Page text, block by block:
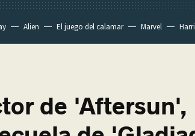
Alien El juego del calamar Marvel
de 'Aftersun',